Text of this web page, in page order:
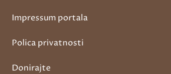
Impressum portala
Polica privatnosti
Donirajte